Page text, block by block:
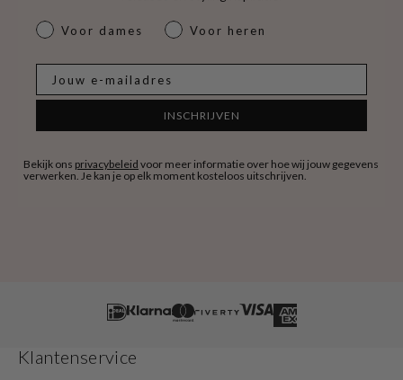
dames & heren
Voor dames Voor heren
INSCHRIJVEN
Bekijk ons privacybeleid voor meer informatie over hoe wij jouw gegevens
verwerken. Je kan je op elk moment kosteloos uitschrijven.
Klantenservice